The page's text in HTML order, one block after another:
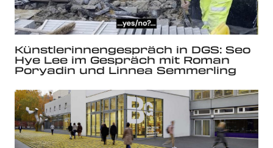
Künstlerinnengespräch in DGS: Seo
Hye Lee im Gespräch mit Roman
Poryadin und Linnea Semmerling